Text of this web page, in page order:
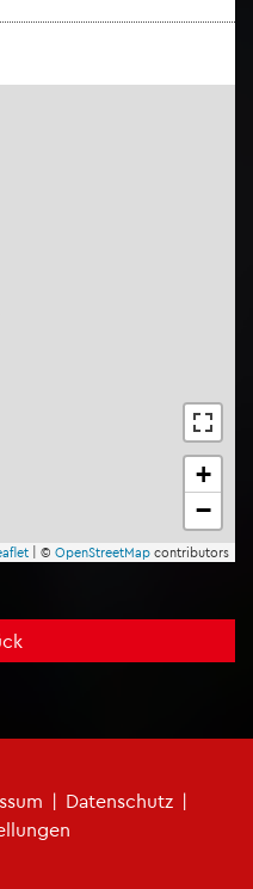
+
−
| © Open­Street­Map con­tri­bu­tors
| Da­ten­schutz |